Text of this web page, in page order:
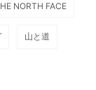
NORTH FACE
山と道